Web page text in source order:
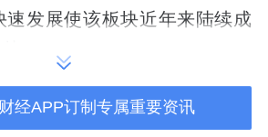
速发展使该板块近年来陆续成
经APP订制专属重要资讯